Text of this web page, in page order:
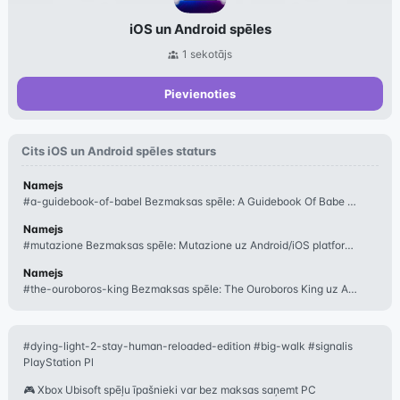
iOS un Android spēles
1 sekotājs
Pievienoties
CitsiOS un Android spēlesstaturs
Namejs
#a-guidebook-of-babel Bezmaksas spēle: A Guidebook Of Babe uz Android/iOS platf
Namejs
#mutazione Bezmaksas spēle: Mutazione uz Android/iOS platformām. Lejupielādēji
Namejs
#the-ouroboros-king Bezmaksas spēle: The Ouroboros King uz Android/iOS platform
#dying-light-2-stay-human-reloaded-edition #big-walk #signalis
PlayStation Pl
🎮 Xbox Ubisoft spēļu īpašnieki var bez maksas saņemt PC